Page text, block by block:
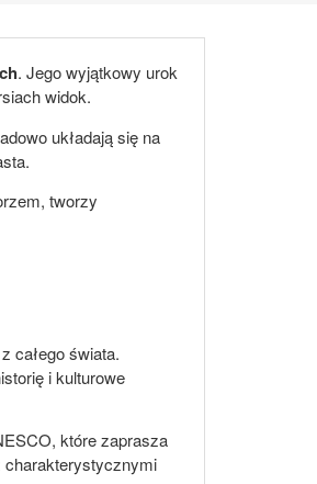
. Jego wyjątkowy urok
widok.
układają się na
tworzy
całego świata.
i kulturowe
które zaprasza
charakterystycznymi